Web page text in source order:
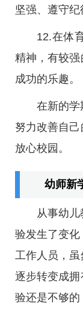
坚强、遵守纪
12.在体
精神，有较
成功的乐趣。
在新的学
努力改善自
放心校园。
幼师新
从事幼
验发生了变
工作人员，
逐步转变成
验还是不够